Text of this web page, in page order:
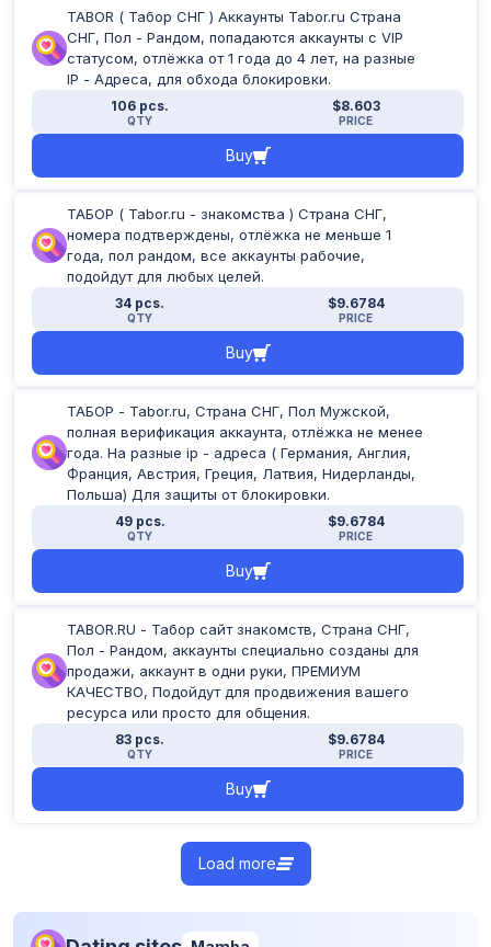
TABOR ( Табор СНГ ) Аккаунты Tabor.ru Страна
СНГ, Пол - Рандом, попадаются аккаунты с VIP
статусом, отлёжка от 1 года до 4 лет, на разные
IP - Адреса, для обхода блокировки.
106 pcs.
QTY
$8.603
PRICE
Buy
ТАБОР ( Tabor.ru - знакомства ) Страна СНГ,
номера подтверждены, отлёжка не меньше 1
года, пол рандом, все аккаунты рабочие,
подойдут для любых целей.
34 pcs.
QTY
$9.6784
PRICE
Buy
ТАБОР - Tabor.ru, Страна СНГ, Пол Мужской,
полная верификация аккаунта, отлёжка не менее
года. На разные ip - адреса ( Германия, Англия,
Франция, Австрия, Греция, Латвия, Нидерланды,
Польша) Для защиты от блокировки.
49 pcs.
QTY
$9.6784
PRICE
Buy
TABOR.RU - Табор сайт знакомств, Страна СНГ,
Пол - Рандом, аккаунты специально созданы для
продажи, аккаунт в одни руки, ПРЕМИУМ
КАЧЕСТВО, Подойдут для продвижения вашего
ресурса или просто для общения.
83 pcs.
QTY
$9.6784
PRICE
Buy
Load more